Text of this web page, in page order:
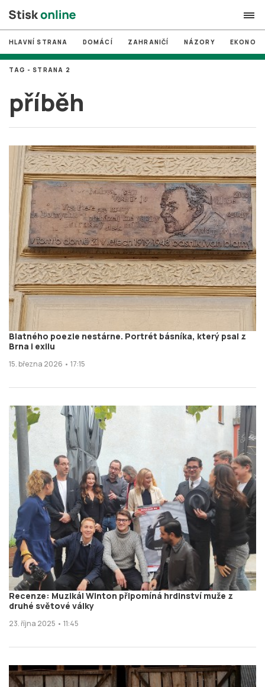
search
# MUNI
# Brno
# volby
login PŘIHLÁSIT SE
Zapomněli jste heslo?
Založit nový účet
HLAVNÍ STRANA DOMÁCÍ ZAHRANIČÍ NÁZORY
příběh
TAG - STRANA 2
Blatného poezie nestárne. Portrét básníka, který psal z
Brna i exilu
15. března 2026 • 17:15
Recenze: Muzikál Winton připomíná hrdinství muže z
druhé světové války
23. října 2025 • 11:45